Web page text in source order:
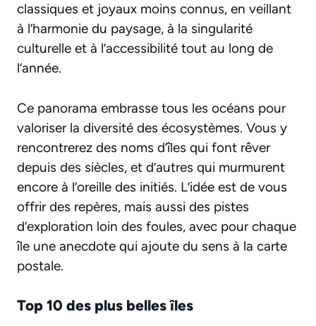
classiques et joyaux moins connus, en veillant
à l’harmonie du paysage, à la singularité
culturelle et à l’accessibilité tout au long de
l’année.
Ce panorama embrasse tous les océans pour
valoriser la diversité des écosystèmes. Vous y
rencontrerez des noms d’îles qui font rêver
depuis des siècles, et d’autres qui murmurent
encore à l’oreille des initiés. L’idée est de vous
offrir des repères, mais aussi des pistes
d’exploration loin des foules, avec pour chaque
île une anecdote qui ajoute du sens à la carte
postale.
Top 10 des plus belles îles